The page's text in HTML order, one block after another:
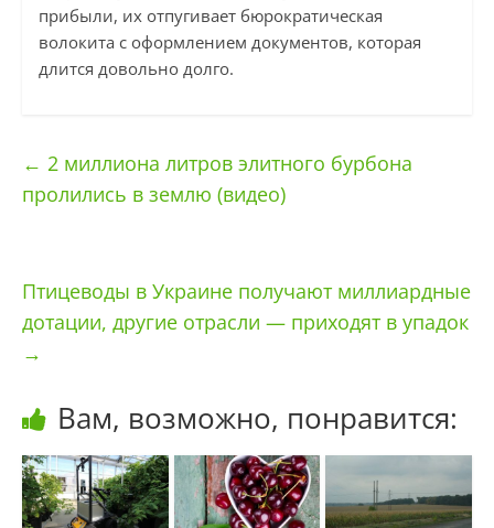
прибыли, их отпугивает бюрократическая
волокита с оформлением документов, которая
длится довольно долго.
← 2 миллиона литров элитного бурбона
пролились в землю (видео)
Птицеводы в Украине получают миллиардные
дотации, другие отрасли — приходят в упадок
→
Вам, возможно, понравится: